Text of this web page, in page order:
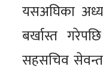
यसअघिका
बर्खास्त
सहसचिव